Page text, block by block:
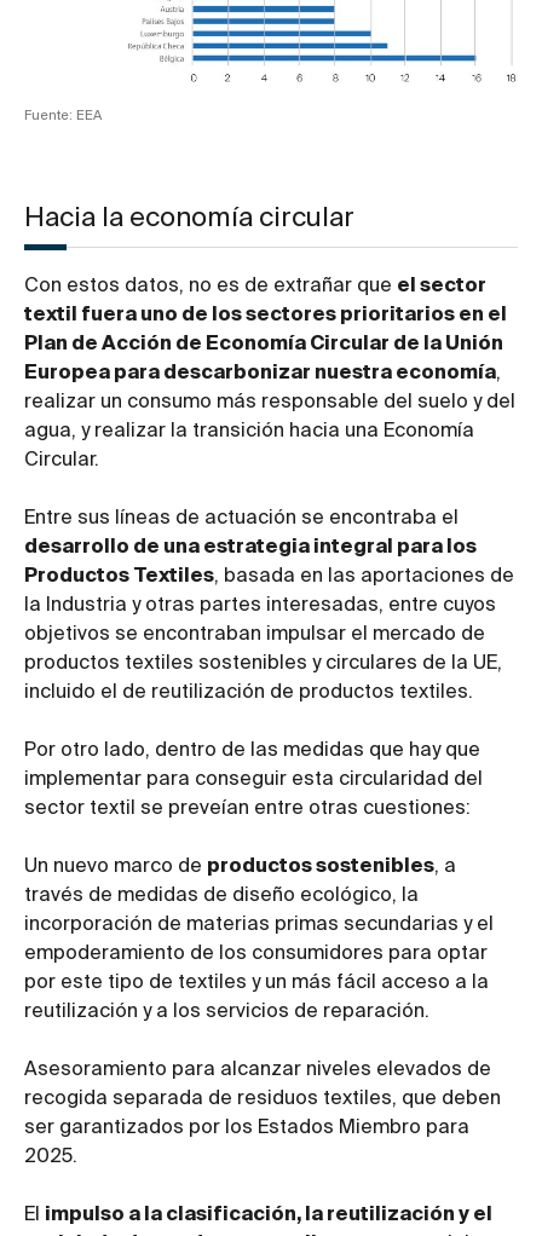
Fuente: EEA
Hacia la economía circular
Con estos datos, no es de extrañar que el sector
textil fuera uno de los sectores prioritarios en el
Plan de Acción de Economía Circular de la Unión
Europea para descarbonizar nuestra economía,
realizar un consumo más responsable del suelo y del
agua, y realizar la transición hacia una Economía
Circular.
Entre sus líneas de actuación se encontraba el
desarrollo de una estrategia integral para los
Productos Textiles, basada en las aportaciones de
la Industria y otras partes interesadas, entre cuyos
objetivos se encontraban impulsar el mercado de
productos textiles sostenibles y circulares de la UE,
incluido el de reutilización de productos textiles.
Por otro lado, dentro de las medidas que hay que
implementar para conseguir esta circularidad del
sector textil se preveían entre otras cuestiones:
Un nuevo marco de productos sostenibles, a
través de medidas de diseño ecológico, la
incorporación de materias primas secundarias y el
empoderamiento de los consumidores para optar
por este tipo de textiles y un más fácil acceso a la
reutilización y a los servicios de reparación.
Asesoramiento para alcanzar niveles elevados de
recogida separada de residuos textiles, que deben
ser garantizados por los Estados Miembro para
2025.
El impulso a la clasificación, la reutilización y el